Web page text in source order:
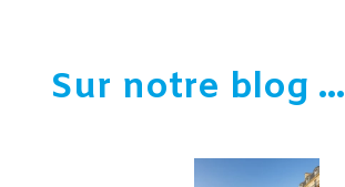
Sur notre blog ...